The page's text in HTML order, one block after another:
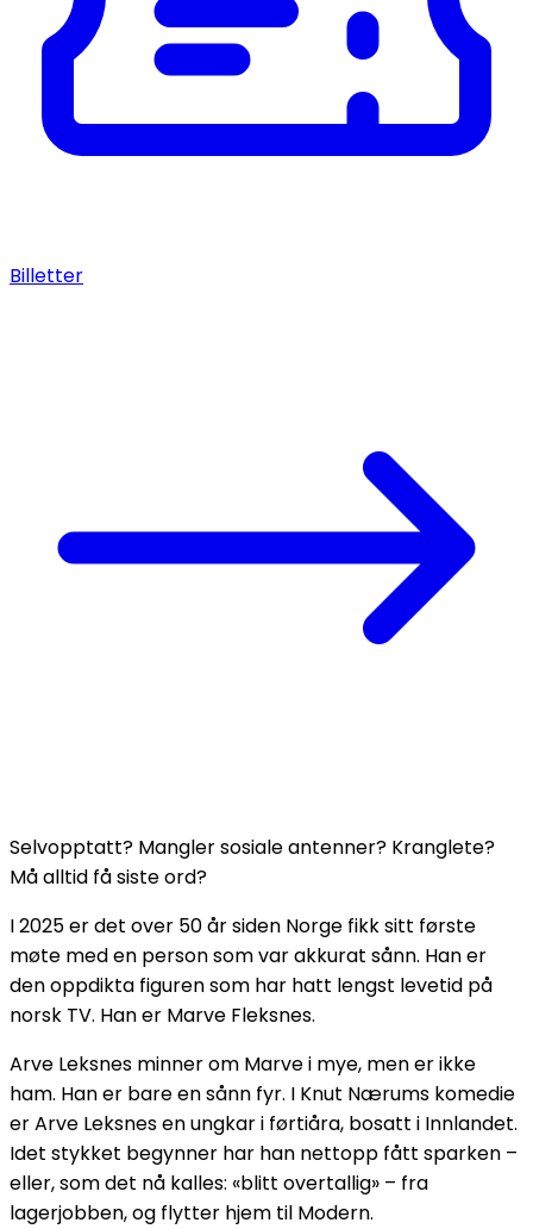
Billetter
Selvopptatt? Mangler sosiale antenner? Kranglete?
Må alltid få siste ord?
I 2025 er det over 50 år siden Norge fikk sitt første
møte med en person som var akkurat sånn. Han er
den oppdikta figuren som har hatt lengst levetid på
norsk TV. Han er Marve Fleksnes.
Arve Leksnes minner om Marve i mye, men er ikke
ham. Han er bare en sånn fyr. I Knut Nærums komedie
er Arve Leksnes en ungkar i førtiåra, bosatt i Innlandet.
Idet stykket begynner har han nettopp fått sparken –
eller, som det nå kalles: «blitt overtallig» – fra
lagerjobben, og flytter hjem til Modern.